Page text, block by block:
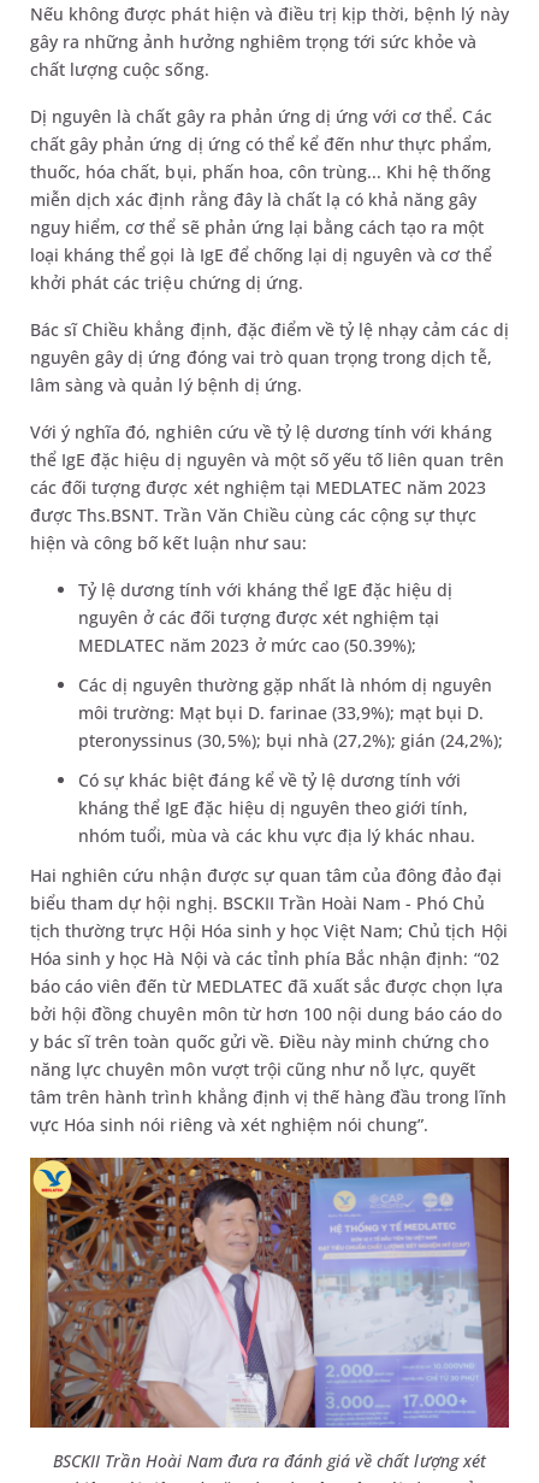
Nếu không được phát hiện và điều trị kịp thời, bệnh lý này
gây ra những ảnh hưởng nghiêm trọng tới sức khỏe và
chất lượng cuộc sống.
Dị nguyên là chất gây ra phản ứng dị ứng với cơ thể. Các
chất gây phản ứng dị ứng có thể kể đến như thực phẩm,
thuốc, hóa chất, bụi, phấn hoa, côn trùng... Khi hệ thống
miễn dịch xác định rằng đây là chất lạ có khả năng gây
nguy hiểm, cơ thể sẽ phản ứng lại bằng cách tạo ra một
loại kháng thể gọi là IgE để chống lại dị nguyên và cơ thể
khởi phát các triệu chứng dị ứng.
Bác sĩ Chiều khẳng định, đặc điểm về tỷ lệ nhạy cảm các dị
nguyên gây dị ứng đóng vai trò quan trọng trong dịch tễ,
lâm sàng và quản lý bệnh dị ứng.
Với ý nghĩa đó, nghiên cứu về tỷ lệ dương tính với kháng
thể IgE đặc hiệu dị nguyên và một số yếu tố liên quan trên
các đối tượng được xét nghiệm tại MEDLATEC năm 2023
được Ths.BSNT. Trần Văn Chiều cùng các cộng sự thực
hiện và công bố kết luận như sau:
Tỷ lệ dương tính với kháng thể IgE đặc hiệu dị
nguyên ở các đối tượng được xét nghiệm tại
MEDLATEC năm 2023 ở mức cao (50.39%);
Các dị nguyên thường gặp nhất là nhóm dị nguyên
môi trường: Mạt bụi D. farinae (33,9%); mạt bụi D.
pteronyssinus (30,5%); bụi nhà (27,2%); gián (24,2%);
Có sự khác biệt đáng kể về tỷ lệ dương tính với
kháng thể IgE đặc hiệu dị nguyên theo giới tính,
nhóm tuổi, mùa và các khu vực địa lý khác nhau.
Hai nghiên cứu nhận được sự quan tâm của đông đảo đại
biểu tham dự hội nghị. BSCKII Trần Hoài Nam - Phó Chủ
tịch thường trực Hội Hóa sinh y học Việt Nam; Chủ tịch Hội
Hóa sinh y học Hà Nội và các tỉnh phía Bắc nhận định: “02
báo cáo viên đến từ MEDLATEC đã xuất sắc được chọn lựa
bởi hội đồng chuyên môn từ hơn 100 nội dung báo cáo do
y bác sĩ trên toàn quốc gửi về. Điều này minh chứng cho
năng lực chuyên môn vượt trội cũng như nỗ lực, quyết
tâm trên hành trình khẳng định vị thế hàng đầu trong lĩnh
vực Hóa sinh nói riêng và xét nghiệm nói chung”.
BSCKII Trần Hoài Nam đưa ra đánh giá về chất lượng xét